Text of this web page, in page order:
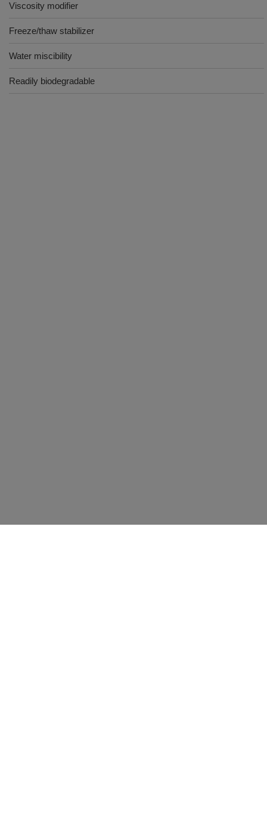
Viscosity modifier
Freeze/thaw stabilizer
Water miscibility
Readily biodegradable